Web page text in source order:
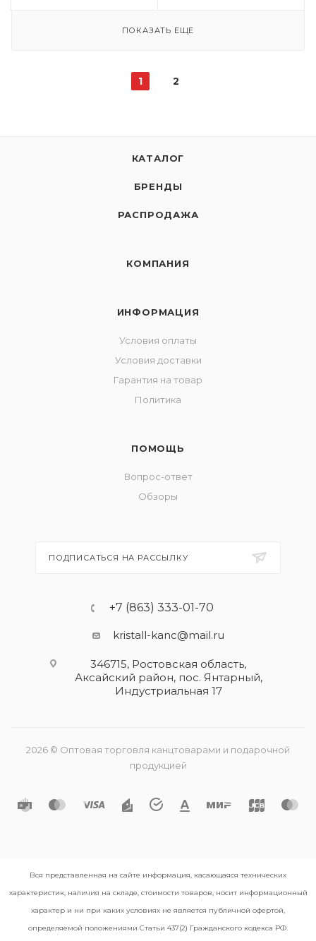
ПОКАЗАТЬ ЕЩЕ
1 2
КАТАЛОГ
БРЕНДЫ
РАСПРОДАЖА
КОМПАНИЯ
ИНФОРМАЦИЯ
Условия оплаты
Условия доставки
Гарантия на товар
Политика
ПОМОЩЬ
Вопрос-ответ
Обзоры
ПОДПИСАТЬСЯ НА РАССЫЛКУ
+7 (863) 333-01-70
kristall-kanc@mail.ru
346715, Ростовская область​,
Аксайский район, пос. Янтарный,
Индустриальная 17
2026 © Оптовая торговля канцтоварами и подарочной
продукцией
Вся представленная на сайте информация, касающаяся технических
характеристик, наличия на складе, стоимости товаров, носит информационный
характер и ни при каких условиях не является публичной офертой,
определяемой положениями Статьи 437(2) Гражданского кодекса РФ.